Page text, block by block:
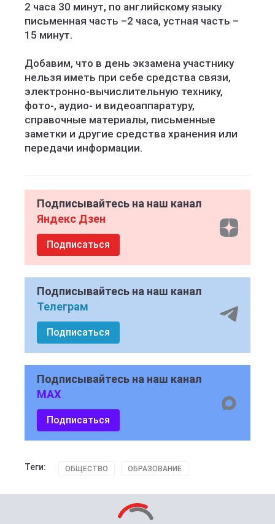
2 часа 30 минут, по английскому языку
письменная часть –2 часа, устная часть –
15 минут.
Добавим, что в день экзамена участнику
нельзя иметь при себе средства связи,
электронно-вычислительную технику,
фото-, аудио- и видеоаппаратуру,
справочные материалы, письменные
заметки и другие средства хранения или
передачи информации.
Подписывайтесь на наш канал
Яндекс Дзен
Подписаться
Подписывайтесь на наш канал
Телеграм
Подписаться
Подписывайтесь на наш канал
MAX
Подписаться
Теги: ОБЩЕСТВО ОБРАЗОВАНИЕ